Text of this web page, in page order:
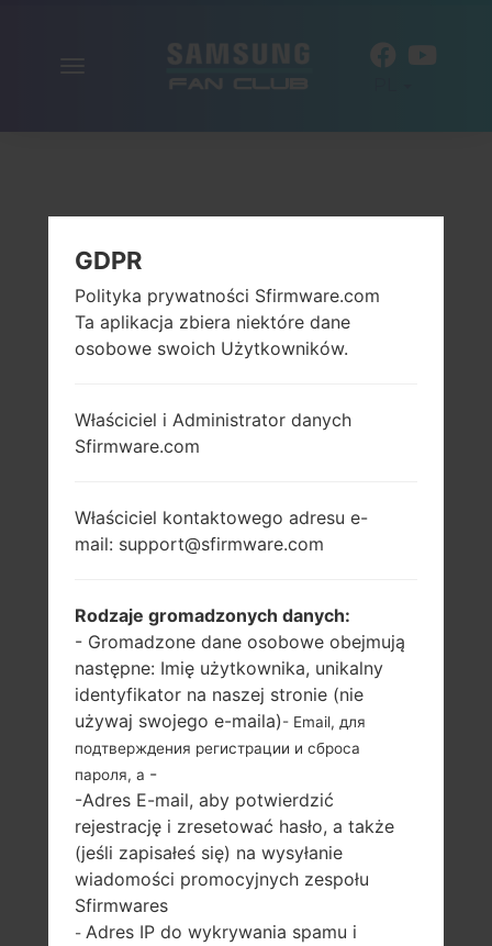
GDPR
Polityka prywatności Sfirmware.com
Ta aplikacja zbiera niektóre dane
osobowe swoich Użytkowników.
Właściciel i Administrator danych
Sfirmware.com
Właściciel kontaktowego adresu e-
mail: support@sfirmware.com
Rodzaje gromadzonych danych:
- Gromadzone dane osobowe obejmują
następne: Imię użytkownika, unikalny
identyfikator na naszej stronie (nie
używaj swojego e-maila)- Email, для
подтверждения регистрации и сброса
пароля, а -
-Adres E-mail, aby potwierdzić
rejestrację i zresetować hasło, a także
(jeśli zapisałeś się) na wysyłanie
wiadomości promocyjnych zespołu
Sfirmwares
- Adres IP do wykrywania spamu i